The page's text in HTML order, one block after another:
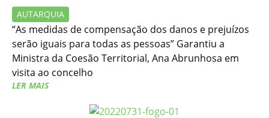
AUTARQUIA
“As medidas de compensação dos danos e prejuízos
serão iguais para todas as pessoas” Garantiu a
Ministra da Coesão Territorial, Ana Abrunhosa em
visita ao concelho
LER MAIS